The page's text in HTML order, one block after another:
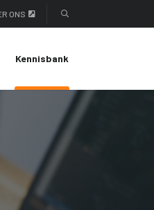
ONS
Kennisbank